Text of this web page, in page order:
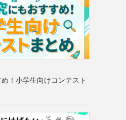
！小学生向けコンテスト